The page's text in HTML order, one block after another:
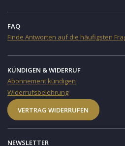
FAQ
Finde Antworten auf die häufigsten
KÜNDIGEN & WIDERRUF
Abonnement kündigen
Widerrufsbelehrung
VERTRAG WIDERRUFEN
NEWSLETTER